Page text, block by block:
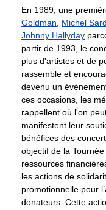
En 1989, une
Goldman, Michel
Johnny Hallyday
partir de 1993, le
plus d'artistes et de
rassemble et
devenu un
ces occasions, les
rappellent où l'on
manifestent leur
bénéfices des
objectif de la
ressources
les actions de
promotionnelle pour
donateurs. Cette